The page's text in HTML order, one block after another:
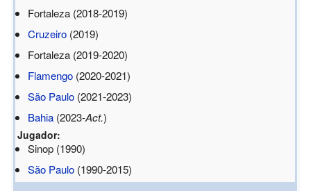
Fortaleza (2018-2019)
Cruzeiro (2019)
Fortaleza (2019-2020)
Flamengo (2020-2021)
São Paulo (2021-2023)
Bahia (2023-Act.)
Jugador:
Sinop (1990)
São Paulo (1990-2015)